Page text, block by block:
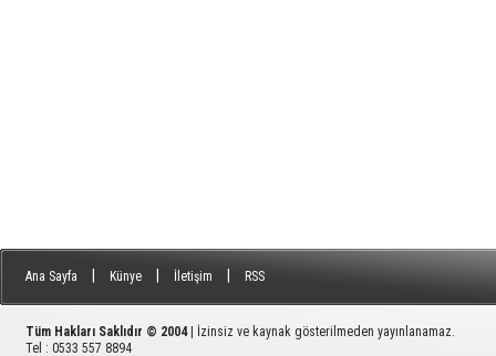
Ana Sayfa Künye İletişim RSS
Tüm Hakları Saklıdır © 2004
| İzinsiz ve kaynak gösterilmeden yayınlanamaz.
Tel : 0533 557 8894